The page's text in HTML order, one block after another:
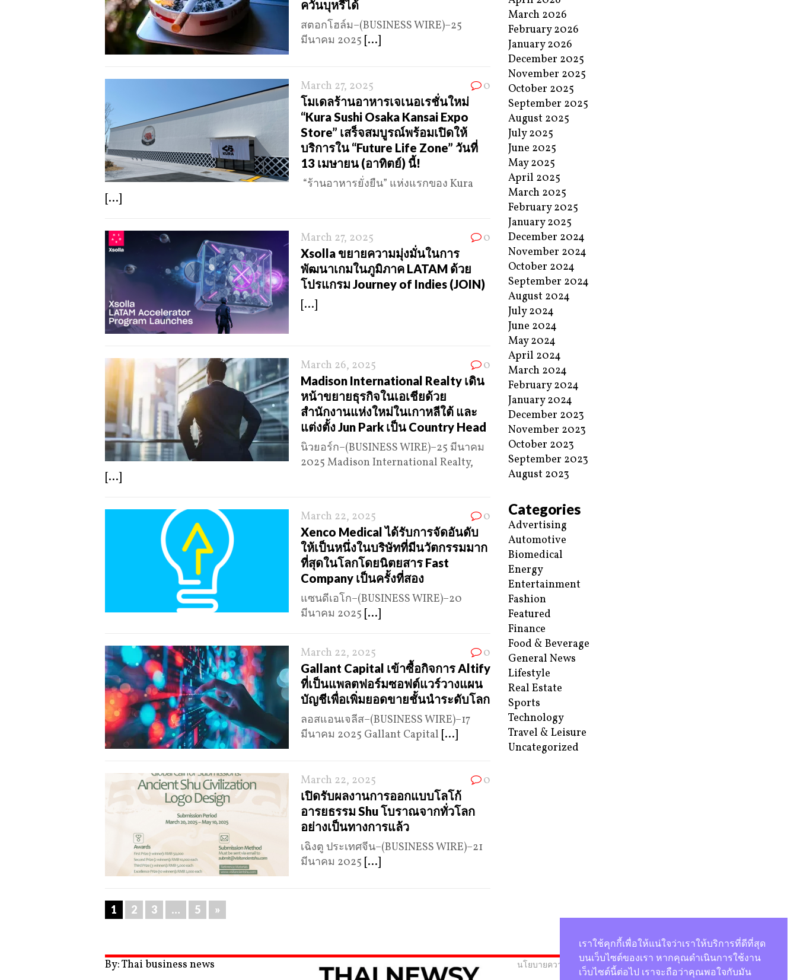
ควันบุหรี่ได้
สตอกโฮล์ม–(BUSINESS WIRE)–25
มีนาคม 2025 [...]
March 27, 2025 0
โมเดลร้านอาหารเจเนอเรชั่นใหม่
“Kura Sushi Osaka Kansai Expo
Store” เสร็จสมบูรณ์พร้อมเปิดให้
บริการใน “Future Life Zone” วันที่
13 เมษายน (อาทิตย์) นี้!
“ร้านอาหารยั่งยืน” แห่งแรกของ Kura
[...]
March 27, 2025 0
Xsolla ขยายความมุ่งมั่นในการ
พัฒนาเกมในภูมิภาค LATAM ด้วย
โปรแกรม Journey of Indies (JOIN)
[...]
March 26, 2025 0
Madison International Realty เดิน
หน้าขยายธุรกิจในเอเชียด้วย
สำนักงานแห่งใหม่ในเกาหลีใต้ และ
แต่งตั้ง Jun Park เป็น Country Head
นิวยอร์ก–(BUSINESS WIRE)–25 มีนาคม
2025 Madison International Realty,
[...]
March 22, 2025 0
Xenco Medical ได้รับการจัดอันดับ
ให้เป็นหนึ่งในบริษัทที่มีนวัตกรรมมาก
ที่สุดในโลกโดยนิตยสาร Fast
Company เป็นครั้งที่สอง
แซนดีเอโก–(BUSINESS WIRE)–20
มีนาคม 2025 [...]
March 22, 2025 0
Gallant Capital เข้าซื้อกิจการ Altify
ที่เป็นแพลตฟอร์มซอฟต์แวร์วางแผน
บัญชีเพื่อเพิ่มยอดขายชั้นนำระดับโลก
ลอสแอนเจลีส–(BUSINESS WIRE)–17
มีนาคม 2025 Gallant Capital [...]
March 22, 2025 0
เปิดรับผลงานการออกแบบโลโก้
อารยธรรม Shu โบราณจากทั่วโลก
อย่างเป็นทางการแล้ว
เฉิงตู ประเทศจีน–(BUSINESS WIRE)–21
มีนาคม 2025 [...]
1 2 3 … 5 »
March 2026
February 2026
January 2026
December 2025
November 2025
October 2025
September 2025
August 2025
July 2025
June 2025
May 2025
April 2025
March 2025
February 2025
January 2025
December 2024
November 2024
October 2024
September 2024
August 2024
July 2024
June 2024
May 2024
April 2024
March 2024
February 2024
January 2024
December 2023
November 2023
October 2023
September 2023
August 2023
Categories
Advertising
Automotive
Biomedical
Energy
Entertainment
Fashion
Featured
Finance
Food & Beverage
General News
Lifestyle
Real Estate
Sports
Technology
Travel & Leisure
Uncategorized
By: Thai business news นโยบายความเป็นส่วนตัว
เราใช้คุกกี้เพื่อให้แน่ใจว่าเราให้บริการที่ดีที่สุด
บนเว็บไซต์ของเรา หากคุณดำเนินการใช้งาน
เว็บไซต์นี้ต่อไป เราจะถือว่าคุณพอใจกับมัน